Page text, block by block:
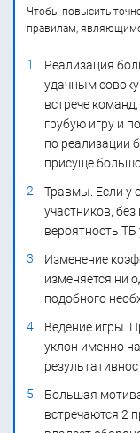
Чтобы повысить
правилам,
Реализация
удачным
встрече
грубую игру и
по реализации
присуще
Травмы. Если у
участников,
вероятность ТБ
Изменение
изменяется ни
подобного
Ведение игры.
уклон именно
Большая
встречаются 2